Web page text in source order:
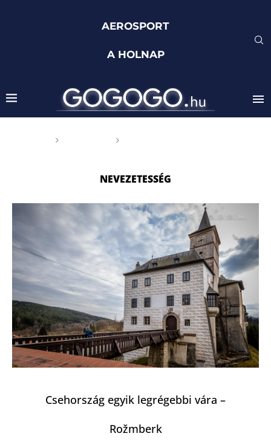
AEROSPORT
A HOLNAP
NEVEZETESSÉG
Csehország egyik legrégebbi vára –
Rožmberk